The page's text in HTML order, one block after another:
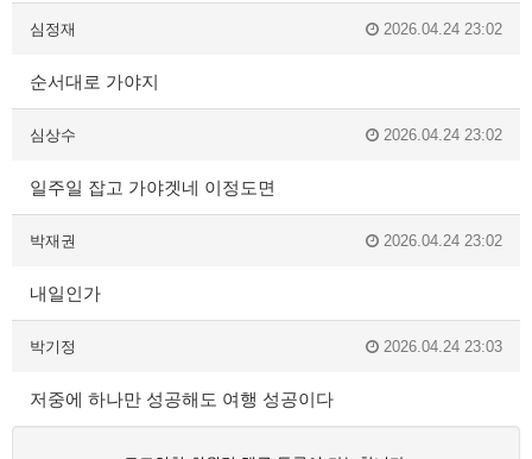
심정재 2026.04.24 23:02
순서대로 가야지
심상수 2026.04.24 23:02
일주일 잡고 가야겟네 이정도면
박재권 2026.04.24 23:02
내일인가
박기정 2026.04.24 23:03
저중에 하나만 성공해도 여행 성공이다